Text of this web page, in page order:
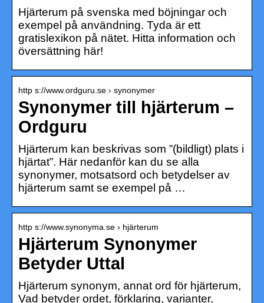
Hjärterum på svenska med böjningar och
exempel på användning. Tyda är ett
gratislexikon på nätet. Hitta information och
översättning här!
http s://www.ordguru.se › synonymer
Synonymer till hjärterum –
Ordguru
Hjärterum kan beskrivas som ”(bildligt) plats i
hjärtat”. Här nedanför kan du se alla
synonymer, motsatsord och betydelser av
hjärterum samt se exempel på …
http s://www.synonyma.se › hjärterum
Hjärterum Synonymer
Betyder Uttal
Hjärterum synonym, annat ord för hjärterum,
Vad betyder ordet, förklaring, varianter,